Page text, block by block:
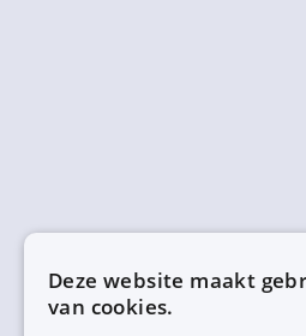
Deze website maakt
van cookies.